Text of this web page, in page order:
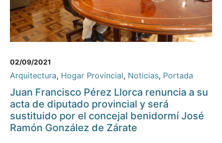
02/09/2021
Arquitectura, Hogar Provincial, Noticias, Portada
Juan Francisco Pérez Llorca renuncia a su
acta de diputado provincial y será
sustituido por el concejal benidormí José
Ramón González de Zárate